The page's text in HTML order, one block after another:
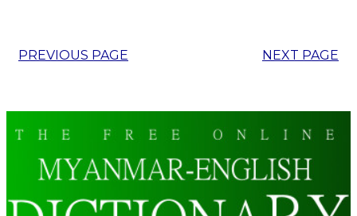
PREVIOUS PAGE NEXT PAGE